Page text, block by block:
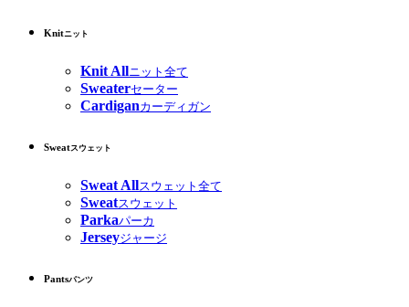
Knitニット
Knit Allニット全て
Sweaterセーター
Cardiganカーディガン
Sweatスウェット
Sweat Allスウェット全て
Sweatスウェット
Parkaパーカ
Jerseyジャージ
Pantsパンツ